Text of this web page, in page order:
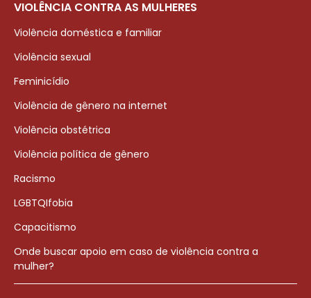
VIOLÊNCIA CONTRA AS MULHERES
Violência doméstica e familiar
Violência sexual
Feminicídio
Violência de gênero na internet
Violência obstétrica
Violência política de gênero
Racismo
LGBTQIfobia
Capacitismo
Onde buscar apoio em caso de violência contra a
mulher?